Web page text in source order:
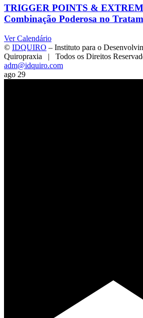
TRIGGER POINTS &
Combinação Poderosa no
Ver Calendário
© IDQUIRO – Instituto para o
Quiropraxia | Todos os Direitos
adm@idquiro.com
Facebook
Instagram
X
LinkedIn
E-
Toggle
ago 29